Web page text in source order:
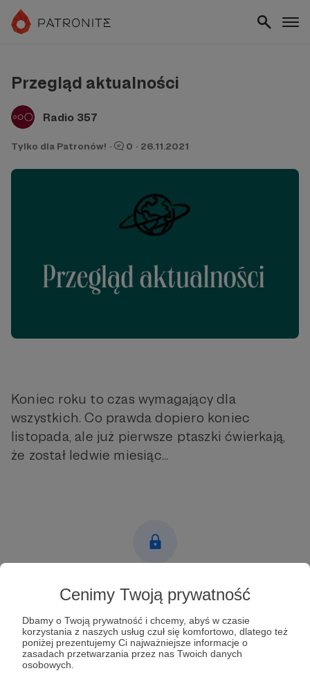
Cenimy Twoją prywatność
Dbamy o Twoją prywatność i chcemy, abyś w czasie
korzystania z naszych usług czuł się komfortowo, dlatego też
poniżej prezentujemy Ci najważniejsze informacje o
zasadach przetwarzania przez nas Twoich danych
osobowych.
Przegląd aktualności
Radio 357
Tylko dla Patronów! · 0 · 26.11.2021
Koniec roku to czas wymagający dla
wszystkich. Co prawda dopiero koniec
listopada, ale już pierwsze ptaszki ćwierkają,
że został ledwie miesiąc...
Post dostępny tylko dla Patronów
Zostań Patronem